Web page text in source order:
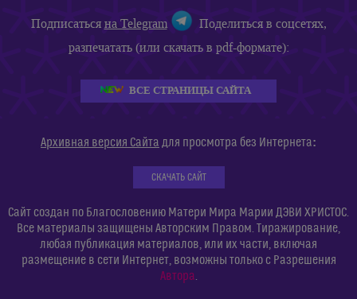
Подписатьсяна Telegram
Поделиться в соцсетях,
разпечатать (или скачать в pdf-формате):
ВСЕ СТРАНИЦЫ САЙТА
Архивная версия Сайта для просмотра без Интернета:
СКАЧАТЬ САЙТ
Сайт создан по Благословению Матери Мира Марии ДЭВИ ХРИСТОС.
Все материалы защищены Авторским Правом. Тиражирование,
любая публикация материалов, или их части, включая
размещение в сети Интернет, возможны только с Разрешения
Автора